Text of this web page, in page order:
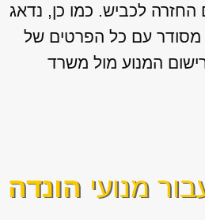
החזרה לכביש. כמו כן, נדאג
עם כל הפרטים של
המנוע מול משרד
מנועי הונדה